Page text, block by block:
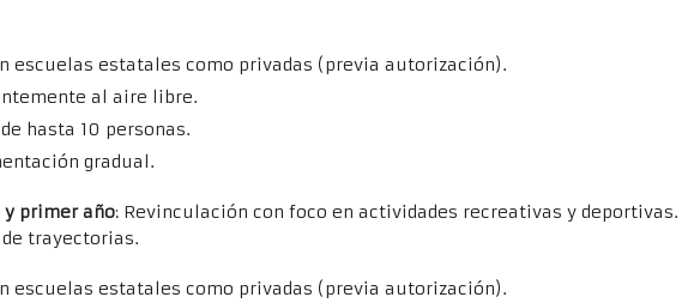
escuelas estatales como privadas (previa autorización).
al aire libre.
hasta 10 personas.
gradual.
y primer año: Revinculación con foco en actividades recreativas y deportivas.
trayectorias.
escuelas estatales como privadas (previa autorización).